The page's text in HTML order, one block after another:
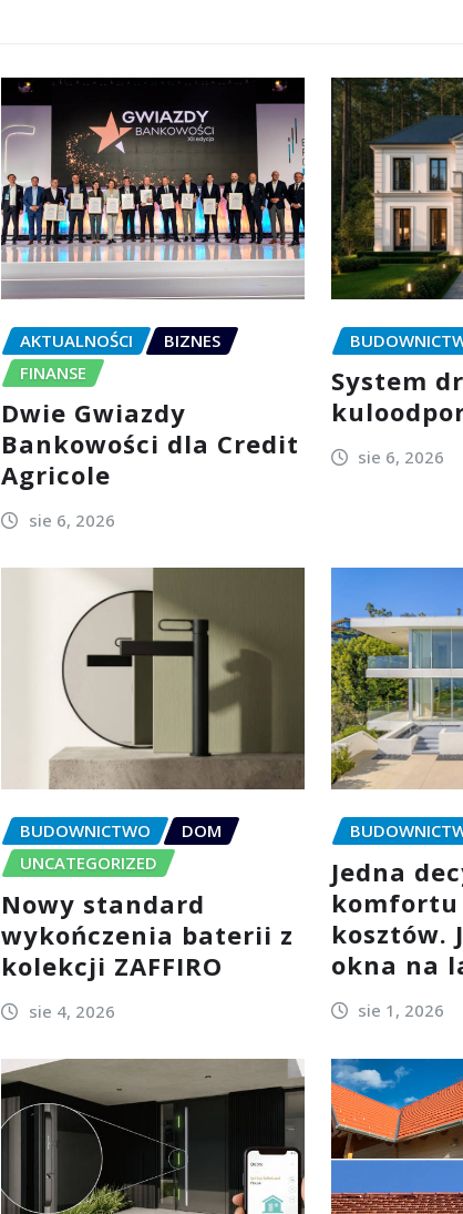
AKTUALNOŚCI
BIZNES
FINANSE
Dwie Gwiazdy
Bankowości dla Credit
Agricole
sie 6, 2026
System
sie 6, 2026
BUDOWNICTWO
DOM
UNCATEGORIZED
Nowy standard
wykończenia baterii z
kolekcji ZAFFIRO
sie 4, 2026
Jedna
komfortu
kosztów.
okna na
sie 1, 2026